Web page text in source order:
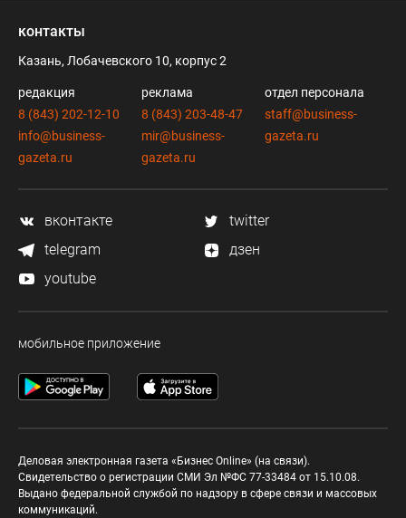
контакты
Казань, Лобачевского 10, корпус 2
редакция
8 (843) 202-12-10
info@business-
gazeta.ru
реклама
8 (843) 203-48-47
mir@business-
gazeta.ru
отдел персонала
staff@business-
gazeta.ru
вконтакте
twitter
telegram
дзен
youtube
мобильное приложение
Деловая электронная газета «Бизнес Online» (на связи).
Свидетельство о регистрации СМИ Эл №ФС 77-33484 от 15.10.08.
Выдано федеральной службой по надзору в сфере связи и массовых
коммуникаций.